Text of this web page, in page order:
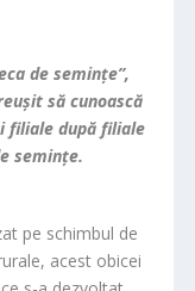
de semințe”,
să cunoască
filiale după filiale
semințe.
pe schimbul de
acest obicei